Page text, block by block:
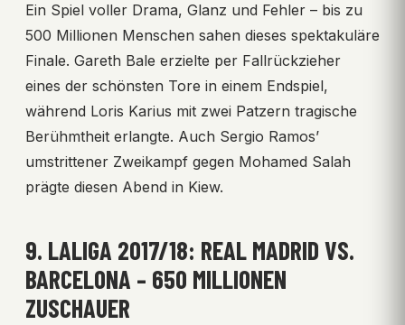
Ein Spiel voller Drama, Glanz und Fehler – bis zu
500 Millionen Menschen sahen dieses spektakuläre
Finale. Gareth Bale erzielte per Fallrückzieher
eines der schönsten Tore in einem Endspiel,
während Loris Karius mit zwei Patzern tragische
Berühmtheit erlangte. Auch Sergio Ramos’
umstrittener Zweikampf gegen Mohamed Salah
prägte diesen Abend in Kiew.
9. LALIGA 2017/18: REAL MADRID VS.
BARCELONA – 650 MILLIONEN
ZUSCHAUER